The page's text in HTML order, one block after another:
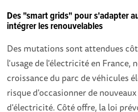
Des "smart grids" pour s'adapter
intégrer les renouvelables
Des mutations sont attendues
l'usage de l'électricité en France,
croissance du parc de véhicules
risque d'occasionner de
d'électricité. Côté offre, la loi